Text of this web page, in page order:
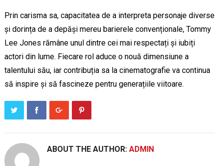
Prin carisma sa, capacitatea de a interpreta personaje diverse
și dorința de a depăși mereu barierele convenționale, Tommy
Lee Jones rămâne unul dintre cei mai respectați și iubiți
actori din lume. Fiecare rol aduce o nouă dimensiune a
talentului său, iar contribuția sa la cinematografie va continua
să inspire și să fascineze pentru generațiile viitoare.
ABOUT THE AUTHOR: ADMIN